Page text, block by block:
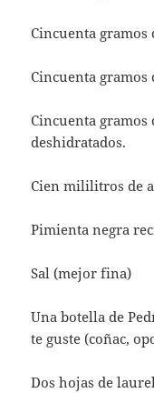
Cincuenta gramos
Cincuenta
Cincuenta
deshidratados.
Cien mililitros de
Pimienta negra
Sal (mejor fina)
Una botella de
te guste (coñac,
Dos hojas de